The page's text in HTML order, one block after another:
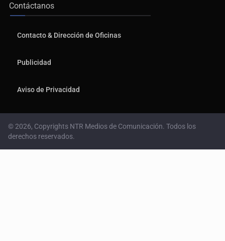
Contáctanos
Contacto & Dirección de Oficinas
Publicidad
Aviso de Privacidad
© 2026, Copyrights NTR Medios de Comunicación. Todos los
derechos reservados.